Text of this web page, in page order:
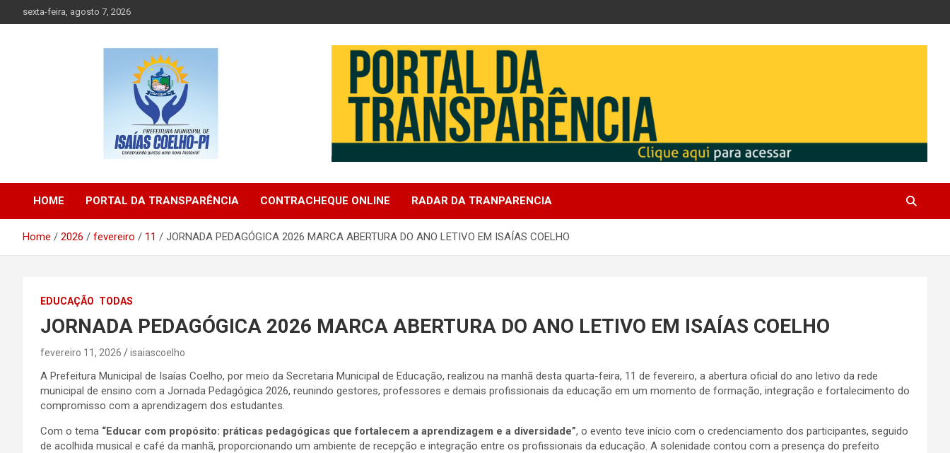
to
sexta-feira, agosto 7, 2026
Prefeitura Municipal de
Isaias Coelho
HOME PORTAL DA TRANSPARÊNCIA CONTRACHEQUE ONLINE RADAR DA TRANPARENCIA
Home 2026 fevereiro 11 JORNADA PEDAGÓGICA 2026 MARCA ABERTURA DO ANO LETIVO EM ISAÍAS COELHO
EDUCAÇÃO TODAS
JORNADA PEDAGÓGICA 2026 MARCA ABERTURA DO ANO LETIVO EM ISAÍAS COELHO
fevereiro 11, 2026 isaiascoelho
A Prefeitura Municipal de Isaías Coelho, por meio da Secretaria Municipal de Educação, realizou na manhã desta quarta-feira, 11 de fevereiro, a abertura oficial do ano letivo da rede
municipal de ensino com a Jornada Pedagógica 2026, reunindo gestores, professores e demais profissionais da educação em um momento de formação, integração e fortalecimento do
compromisso com a aprendizagem dos estudantes.
Com o tema “Educar com propósito: práticas pedagógicas que fortalecem a aprendizagem e a diversidade”, o evento teve início com o credenciamento dos participantes, seguido
de acolhida musical e café da manhã, proporcionando um ambiente de recepção e integração entre os profissionais da educação. A solenidade contou com a presença do prefeito